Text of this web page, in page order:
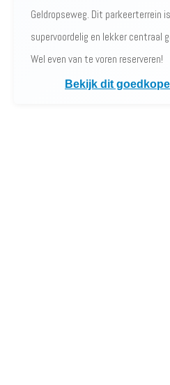
Geldropseweg. Dit parkeerterrein is
supervoordelig en lekker centraal
Wel even van te voren reserveren!
Bekijk dit